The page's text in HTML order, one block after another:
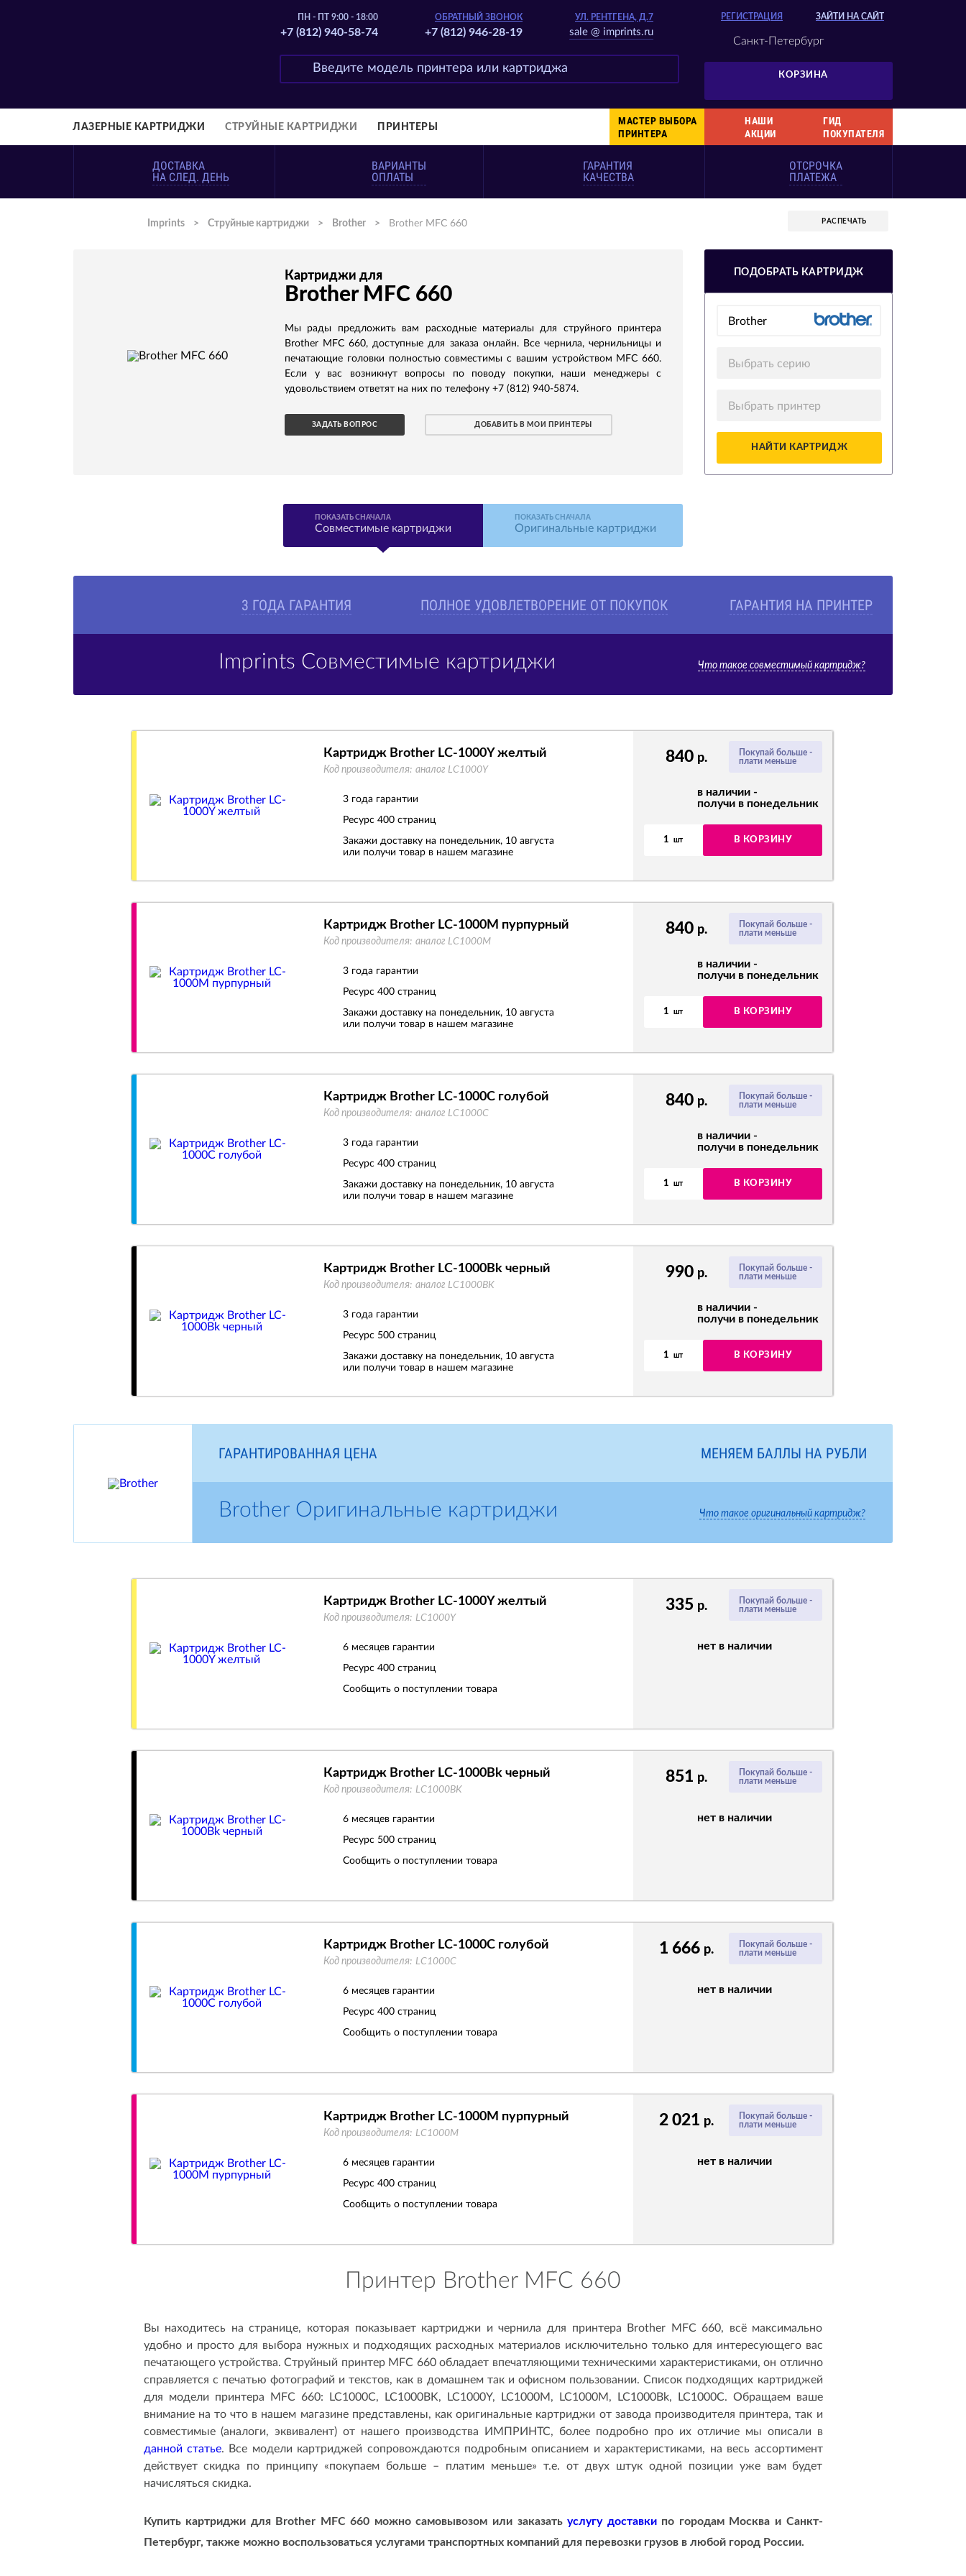
КОРЗИНА
РЕГИСТРАЦИЯ ЗАЙТИ НА САЙТ
Санкт-Петербург
ПН - ПТ 9:00 - 18:00
+7 (812) 940-58-74
ОБРАТНЫЙ ЗВОНОК
+7 (812) 946-28-19
УЛ. РЕНТГЕНА, Д.7
sale @ imprints.ru
НАШИ
АКЦИИ
ГИД
ПОКУПАТЕЛЯ
МАСТЕР ВЫБОРА
ПРИНТЕРА
ЛАЗЕРНЫЕ КАРТРИДЖИ СТРУЙНЫЕ КАРТРИДЖИ ПРИНТЕРЫ
ДОСТАВКА
НА СЛЕД. ДЕНЬ
ВАРИАНТЫ
ОПЛАТЫ
ГАРАНТИЯ
КАЧЕСТВА
ОТСРОЧКА
ПЛАТЕЖА
Imprints > Струйные картриджи > Brother > Brother MFC 660
Картриджи для
Brother MFC 660
Мы рады предложить вам расходные материалы для струйного принтера
Brother MFC 660, доступные для заказа онлайн. Все чернила, чернильницы и
печатающие головки полностью совместимы с вашим устройством MFC 660.
Если у вас возникнут вопросы по поводу покупки, наши менеджеры с
удовольствием ответят на них по телефону +7 (812) 940-5874.
ЗАДАТЬ ВОПРОС ДОБАВИТЬ В МОИ ПРИНТЕРЫ
РАСПЕЧАТЬ
ПОДОБРАТЬ КАРТРИДЖ
Brother
Выбрать серию
Выбрать принтер
НАЙТИ КАРТРИДЖ
ПОКАЗАТЬ СНАЧАЛА
Совместимые картриджи
ПОКАЗАТЬ СНАЧАЛА
Оригинальные картриджи
3 ГОДА ГАРАНТИЯ ПОЛНОЕ УДОВЛЕТВОРЕНИЕ ОТ ПОКУПОК ГАРАНТИЯ НА ПРИНТЕР
Что такое совместимый картридж?
Imprints Совместимые картриджи
Покупай больше -
плати меньше
840 р.
в наличии -
получи в понедельник
1 шт В КОРЗИНУ
Картридж Brother LC-1000Y желтый
Код производителя: аналог LC1000Y
3 года гарантии
Ресурс 400 страниц
Закажи доставку на понедельник, 10 августа
или получи товар в нашем магазине
Покупай больше -
плати меньше
840 р.
в наличии -
получи в понедельник
1 шт В КОРЗИНУ
Картридж Brother LC-1000M пурпурный
Код производителя: аналог LC1000M
3 года гарантии
Ресурс 400 страниц
Закажи доставку на понедельник, 10 августа
или получи товар в нашем магазине
Покупай больше -
плати меньше
840 р.
в наличии -
получи в понедельник
1 шт В КОРЗИНУ
Картридж Brother LC-1000C голубой
Код производителя: аналог LC1000C
3 года гарантии
Ресурс 400 страниц
Закажи доставку на понедельник, 10 августа
или получи товар в нашем магазине
Покупай больше -
плати меньше
990 р.
в наличии -
получи в понедельник
1 шт В КОРЗИНУ
Картридж Brother LC-1000Bk черный
Код производителя: аналог LC1000BK
3 года гарантии
Ресурс 500 страниц
Закажи доставку на понедельник, 10 августа
или получи товар в нашем магазине
МЕНЯЕМ БАЛЛЫ НА РУБЛИ
ГАРАНТИРОВАННАЯ ЦЕНА
Что такое оригинальный картридж?
Brother Оригинальные картриджи
Покупай больше -
плати меньше
335 р.
нет в наличии
Картридж Brother LC-1000Y желтый
Код производителя: LC1000Y
6 месяцев гарантии
Ресурс 400 страниц
Сообщить о поступлении товара
Покупай больше -
плати меньше
851 р.
нет в наличии
Картридж Brother LC-1000Bk черный
Код производителя: LC1000BK
6 месяцев гарантии
Ресурс 500 страниц
Сообщить о поступлении товара
Покупай больше -
плати меньше
1 666 р.
нет в наличии
Картридж Brother LC-1000C голубой
Код производителя: LC1000C
6 месяцев гарантии
Ресурс 400 страниц
Сообщить о поступлении товара
Покупай больше -
плати меньше
2 021 р.
нет в наличии
Картридж Brother LC-1000M пурпурный
Код производителя: LC1000M
6 месяцев гарантии
Ресурс 400 страниц
Сообщить о поступлении товара
Принтер Brother MFC 660
Вы находитесь на странице, которая показывает картриджи и чернила для принтера Brother MFC 660, всё максимально
удобно и просто для выбора нужных и подходящих расходных материалов исключительно только для интересующего вас
печатающего устройства. Струйный принтер MFC 660 обладает впечатляющими техническими характеристиками, он отлично
справляется с печатью фотографий и текстов, как в домашнем так и офисном пользовании. Список подходящих картриджей
для модели принтера MFC 660: LC1000C, LC1000BK, LC1000Y, LC1000M, LC1000M, LC1000Bk, LC1000C. Обращаем ваше
внимание на то что в нашем магазине представлены, как оригинальные картриджи от завода производителя принтера, так и
совместимые (аналоги, эквивалент) от нашего производства ИМПРИНТС, более подробно про их отличие мы описали в
данной статье. Все модели картриджей сопровождаются подробным описанием и характеристиками, на весь ассортимент
действует скидка по принципу «покупаем больше – платим меньше» т.е. от двух штук одной позиции уже вам будет
начисляться скидка.
Купить картриджи для Brother MFC 660 можно самовывозом или заказатьуслугу доставкипо городам Москва и Санкт-
Петербург, также можно воспользоваться услугами транспортных компаний для перевозки грузов в любой город России.